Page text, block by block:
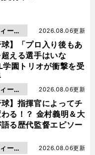
球】「プロ入り後もあ
える選手はいな
学園トリオが衝撃を受
2026.08.06更新
ーバ
球】指揮官によってチ
る！？ 金村義明＆大
る歴代監督エピソー
2026.08.06更新
ーバ
2026.08.06更新
ーバ